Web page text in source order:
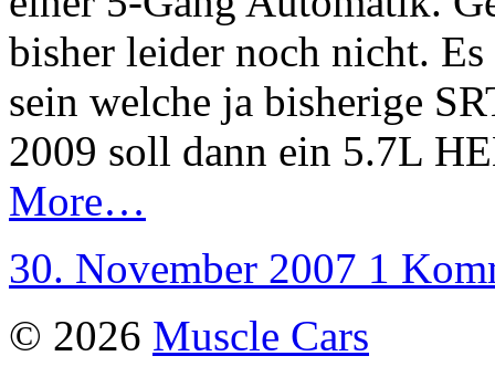
bisher leider noch nicht.
sein welche ja bisherige
2009 soll dann ein 5.7L
More…
30. November 2007 1
© 2026 Muscle Cars